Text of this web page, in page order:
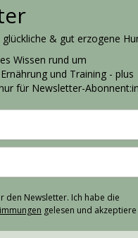
& gut erzogene
Wissen rund um
und Training - plus
für Newsletter-
den Newsletter. Ich habe die
gelesen und akzeptiere